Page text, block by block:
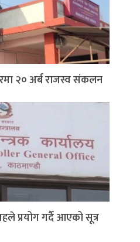
२० अर्ब राजस्व संकलन
प्रयोग गर्दै आएको सूत्र